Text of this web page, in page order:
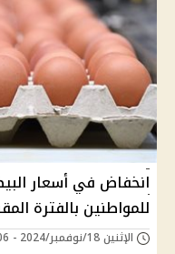
انخفاض في أسعار
للمواطنين بالفترة
الإثنين 18/نوفمبر/2024 - 03:06 م